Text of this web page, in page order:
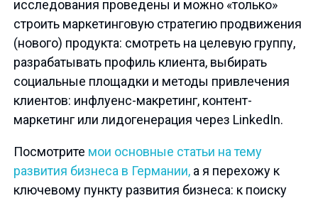
исследования проведены и можно «только»
строить маркетинговую стратегию продвижения
(нового) продукта: смотреть на целевую группу,
разрабатывать профиль клиента, выбирать
социальные площадки и методы привлечения
клиентов: инфлуенс-макретинг, контент-
маркетинг или лидогенерация через LinkedIn.
Посмотрите мои основные статьи на тему
развития бизнеса в Германии,а я перехожу к
ключевому пункту развития бизнеса: к поиску